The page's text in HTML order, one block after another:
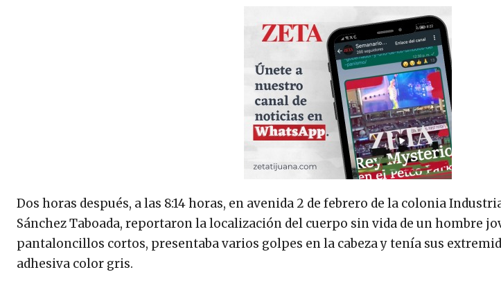
Dos horas después, a las 8:14 horas, en avenida 2 de febrero de la colonia
Sánchez Taboada, reportaron la localización del cuerpo sin vida de un hombre
pantaloncillos cortos, presentaba varios golpes en la cabeza y tenía sus
adhesiva color gris.